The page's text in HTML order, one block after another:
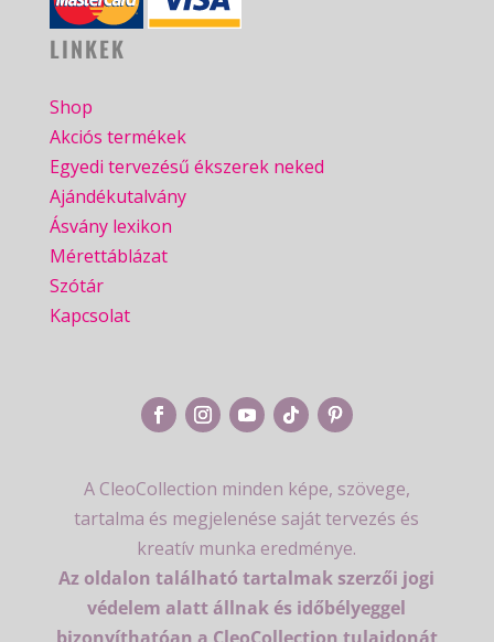
LINKEK
Shop
Akciós termékek
Egyedi tervezésű ékszerek neked
Ajándékutalvány
Ásvány lexikon
Mérettáblázat
Szótár
Kapcsolat
A CleoCollection minden képe, szövege,
tartalma és megjelenése saját tervezés és
kreatív munka eredménye.
Az oldalon található tartalmak szerzői jogi
védelem alatt állnak és időbélyeggel